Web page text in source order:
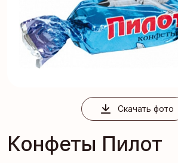
Скачать фото
Конфеты Пилот